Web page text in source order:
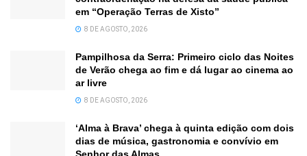
em “Operação Terras de Xisto”
8 DE AGOSTO, 2026
Pampilhosa da Serra: Primeiro ciclo das Noites
de Verão chega ao fim e dá lugar ao cinema ao
ar livre
8 DE AGOSTO, 2026
‘Alma à Brava’ chega à quinta edição com dois
dias de música, gastronomia e convívio em